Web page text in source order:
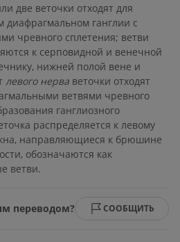
две веточки отходят для
диафрагмальном ганглии с
чревного сплетения; ветви
к серповидной и венечной
нижней полой вене и
левого нерва веточки отходят
ветвями чревного
ганглиозного
распределяется к левому
направляющиеся к брюшине
обозначаются как
ветви.
переводом? СООБЩИТЬ